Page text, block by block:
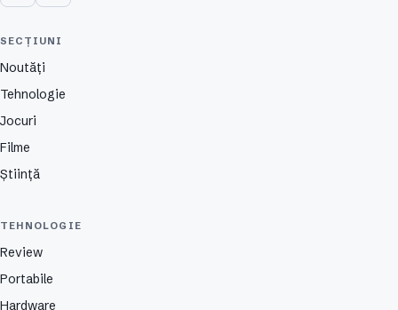
SECȚIUNI
Noutăți
Tehnologie
Jocuri
Filme
Știință
TEHNOLOGIE
Review
Portabile
Hardware